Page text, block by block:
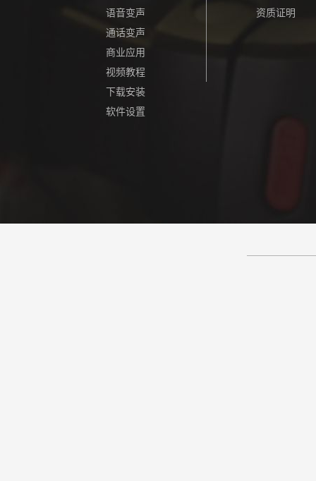
语音变声
通话变声
商业应用
视频教程
下载安装
软件设置
资质证明